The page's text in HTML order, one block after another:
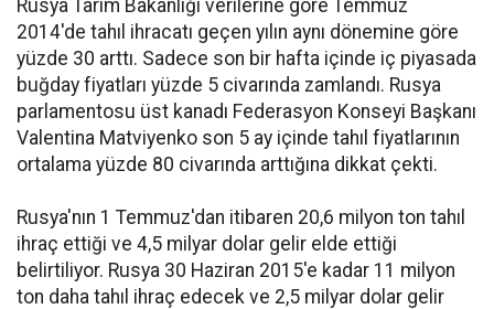
Rusya Tarım Bakanlığı verilerine göre Temmuz
2014'de tahıl ihracatı geçen yılın aynı dönemine göre
yüzde 30 arttı. Sadece son bir hafta içinde iç piyasada
buğday fiyatları yüzde 5 civarında zamlandı. Rusya
parlamentosu üst kanadı Federasyon Konseyi Başkanı
Valentina Matviyenko son 5 ay içinde tahıl fiyatlarının
ortalama yüzde 80 civarında arttığına dikkat çekti.
Rusya'nın 1 Temmuz'dan itibaren 20,6 milyon ton tahıl
ihraç ettiği ve 4,5 milyar dolar gelir elde ettiği
belirtiliyor. Rusya 30 Haziran 2015'e kadar 11 milyon
ton daha tahıl ihraç edecek ve 2,5 milyar dolar gelir